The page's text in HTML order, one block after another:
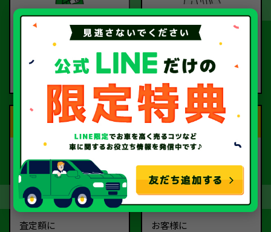
ご依頼
お電話または査定フォー
ムより
ご依頼ください。
査定
査定のプロが
お電話で回答いたしま
す。
Step.3
契約
査定額に
Step.4
お引取り
お客様に